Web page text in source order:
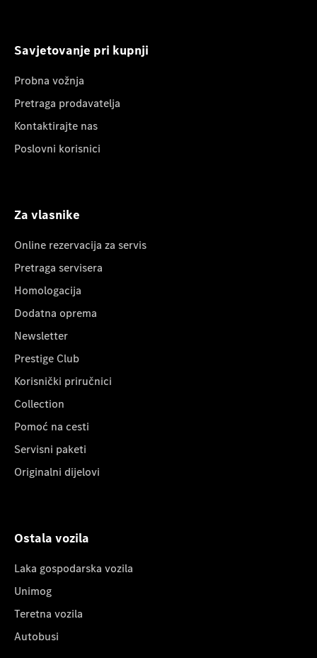
Savjetovanje pri kupnji
Probna vožnja
Pretraga prodavatelja
Kontaktirajte nas
Poslovni korisnici
Za vlasnike
Online rezervacija za servis
Pretraga servisera
Homologacija
Dodatna oprema
Newsletter
Prestige Club
Korisnički priručnici
Collection
Pomoć na cesti
Servisni paketi
Originalni dijelovi
Ostala vozila
Laka gospodarska vozila
Unimog
Teretna vozila
Autobusi